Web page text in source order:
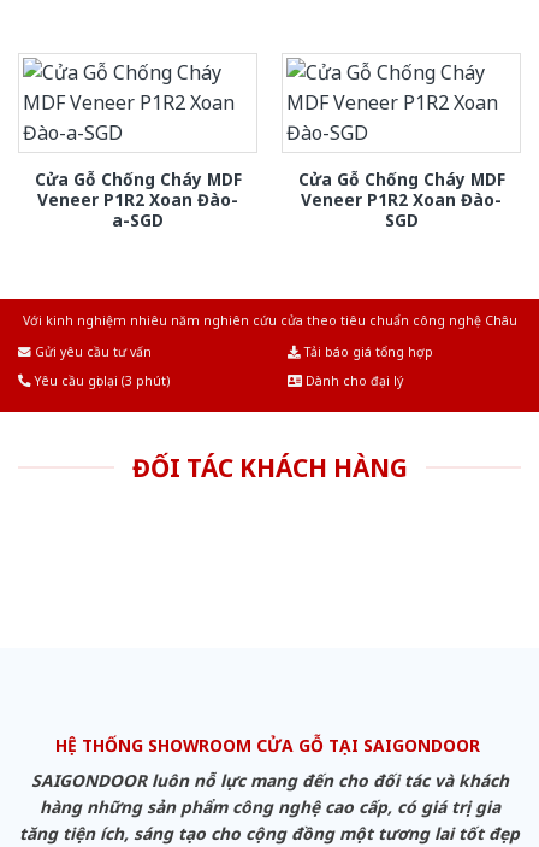
Cửa Gỗ Chống Cháy MDF
Veneer P1R2 Xoan Đào-
a-SGD
Cửa Gỗ Chống Cháy MDF
Veneer P1R2 Xoan Đào-
SGD
Với kinh nghiệm nhiêu năm nghiên cứu cửa theo tiêu chuẩn công nghệ Châu
Gửi yêu cầu tư vấn
Tải báo giá tổng hợp
Yêu cầu gọi lại (3 phút)
Dành cho đại lý
ĐỐI TÁC KHÁCH HÀNG
HỆ THỐNG SHOWROOM CỬA GỖ TẠI SAIGONDOOR
SAIGONDOOR luôn nỗ lực mang đến cho đối tác và khách
hàng những sản phẩm công nghệ cao cấp, có giá trị gia
tăng tiện ích, sáng tạo cho cộng đồng một tương lai tốt đẹp